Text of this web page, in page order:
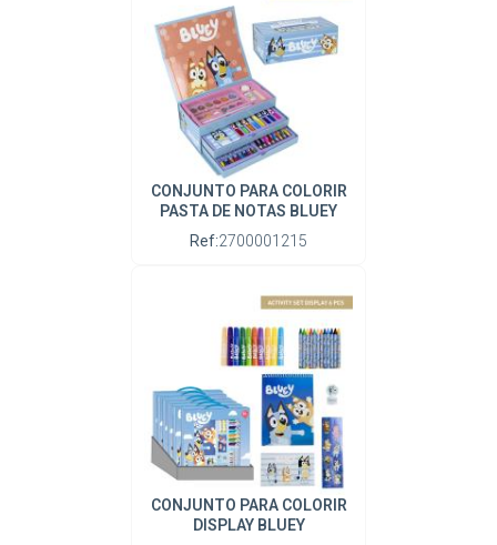
CONJUNTO PARA COLORIR
PASTA DE NOTAS BLUEY
Ref:2700001215
CONJUNTO PARA COLORIR
DISPLAY BLUEY